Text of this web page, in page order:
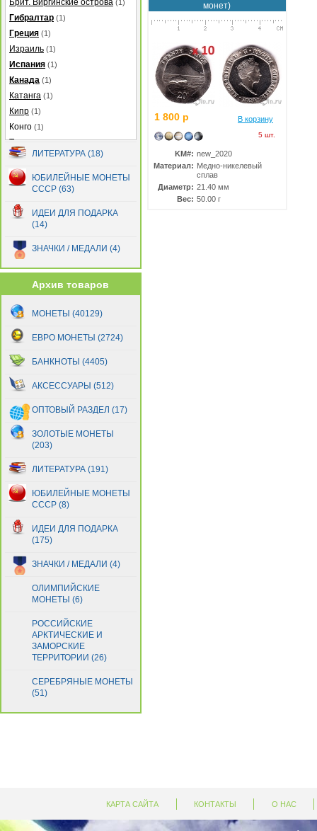
Брит. Виргинские острова (1)
Гибралтар (1)
Греция (1)
Израиль (1)
Испания (1)
Канада (1)
Катанга (1)
Кипр (1)
Конго (1)
Турция(1)
Узбекистан(1)
Украина(1)
ЛИТЕРАТУРА (18)
ЮБИЛЕЙНЫЕ МОНЕТЫ
СССР (63)
ИДЕИ ДЛЯ ПОДАРКА
(14)
ЗНАЧКИ / МЕДАЛИ (4)
Архив товаров
МОНЕТЫ (40129)
ЕВРО МОНЕТЫ (2724)
БАНКНОТЫ (4405)
АКСЕССУАРЫ (512)
ОПТОВЫЙ РАЗДЕЛ (17)
ЗОЛОТЫЕ МОНЕТЫ
(203)
ЛИТЕРАТУРА (191)
ЮБИЛЕЙНЫЕ МОНЕТЫ
СССР (8)
ИДЕИ ДЛЯ ПОДАРКА
(175)
ЗНАЧКИ / МЕДАЛИ (4)
ОЛИМПИЙСКИЕ
МОНЕТЫ (6)
РОССИЙСКИЕ
АРКТИЧЕСКИЕ И
ЗАМОРСКИЕ
ТЕРРИТОРИИ (26)
СЕРЕБРЯНЫЕ МОНЕТЫ
(51)
монет)
1 800 р В корзину
5 шт.
KM#: new_2020
Материал: Медно-никелевый
сплав
Диаметр: 21.40 мм
Вес: 50.00 г
КАРТА САЙТА КОНТАКТЫ О НАС